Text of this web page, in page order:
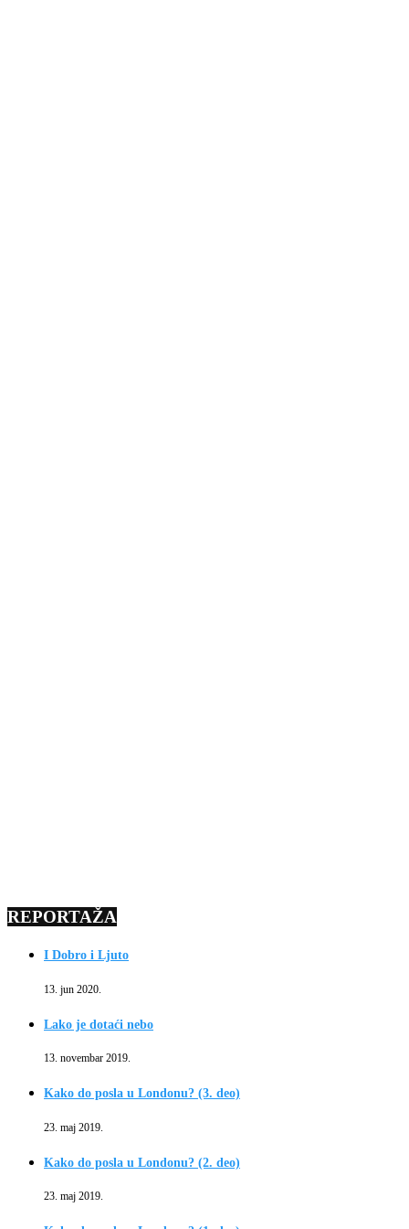
REPORTAŽA
I Dobro i Ljuto
13. jun 2020.
Lako je dotaći nebo
13. novembar 2019.
Kako do posla u Londonu? (3. deo)
23. maj 2019.
Kako do posla u Londonu? (2. deo)
23. maj 2019.